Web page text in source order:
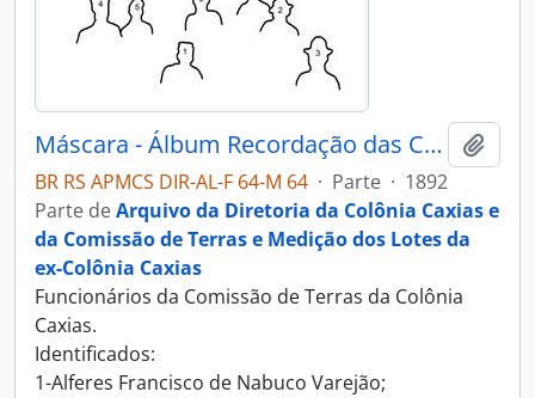
Máscara - Álbum Recordação das Colônias Conde D’Eu, Dona Isabel, Alfredo Chaves, Antonio Prado e Caxias
BR RS APMCS DIR-AL-F 64-M 64 · Parte · 1892
Parte deArquivo da Diretoria da Colônia Caxias e
da Comissão de Terras e Medição dos Lotes da
ex-Colônia Caxias
Funcionários da Comissão de Terras da Colônia
Caxias.
Identificados:
1-Alferes Francisco de Nabuco Varejão;